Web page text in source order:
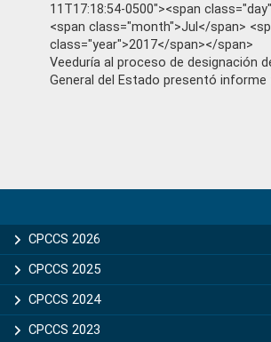
11T17:18:54-0500"><span
<span class="month">Jul</span>
class="year">2017</span></span>
Veeduría al proceso de designación
General del Estado presentó informe
Sidebar
CPCCS 2026
CPCCS 2025
CPCCS 2024
CPCCS 2023